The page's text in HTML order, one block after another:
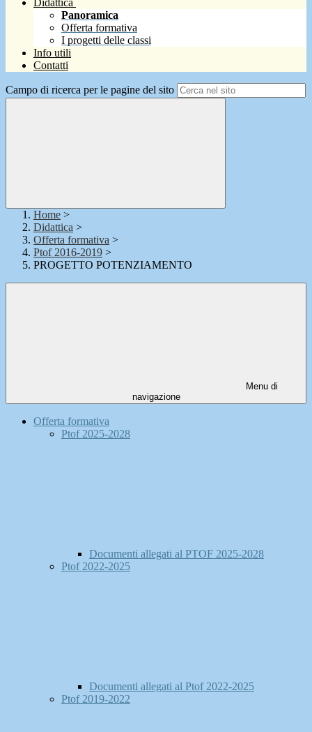
Didattica
Panoramica
Offerta formativa
I progetti delle classi
Info utili
Contatti
Campo di ricerca per le pagine del sito
Home >
Didattica >
Offerta formativa >
Ptof 2016-2019 >
PROGETTO POTENZIAMENTO
Menu di
navigazione
Offerta formativa
Ptof 2025-2028
Documenti allegati al PTOF 2025-2028
Ptof 2022-2025
Documenti allegati al Ptof 2022-2025
Ptof 2019-2022